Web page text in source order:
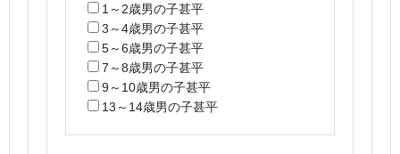
1～2歳男の子甚平
3～4歳男の子甚平
5～6歳男の子甚平
7～8歳男の子甚平
9～10歳男の子甚平
13～14歳男の子甚平